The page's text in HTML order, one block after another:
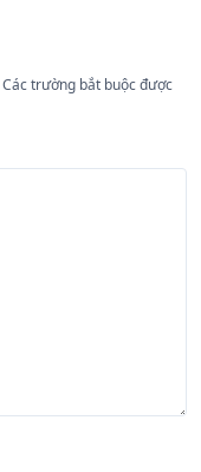
Các trường bắt buộc được